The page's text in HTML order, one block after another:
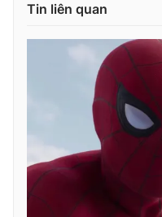
VTV Sức khoẻ
Thị trường 24h
VTV9
Liên hệ tòa soạn
Tin liên quan